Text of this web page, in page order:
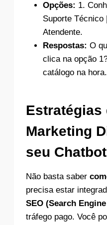
Opções: 1.
Suporte Técnico
Atendente.
Respostas: O
clica na opção
catálogo na hora.
Estratégias
Marketing
seu Chatbot
Não basta saber
precisa estar
SEO (Search
tráfego pago. Você